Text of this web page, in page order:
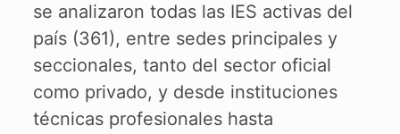
se analizaron todas las IES activas del
país (361), entre sedes principales y
seccionales, tanto del sector oficial
como privado, y desde instituciones
técnicas profesionales hasta